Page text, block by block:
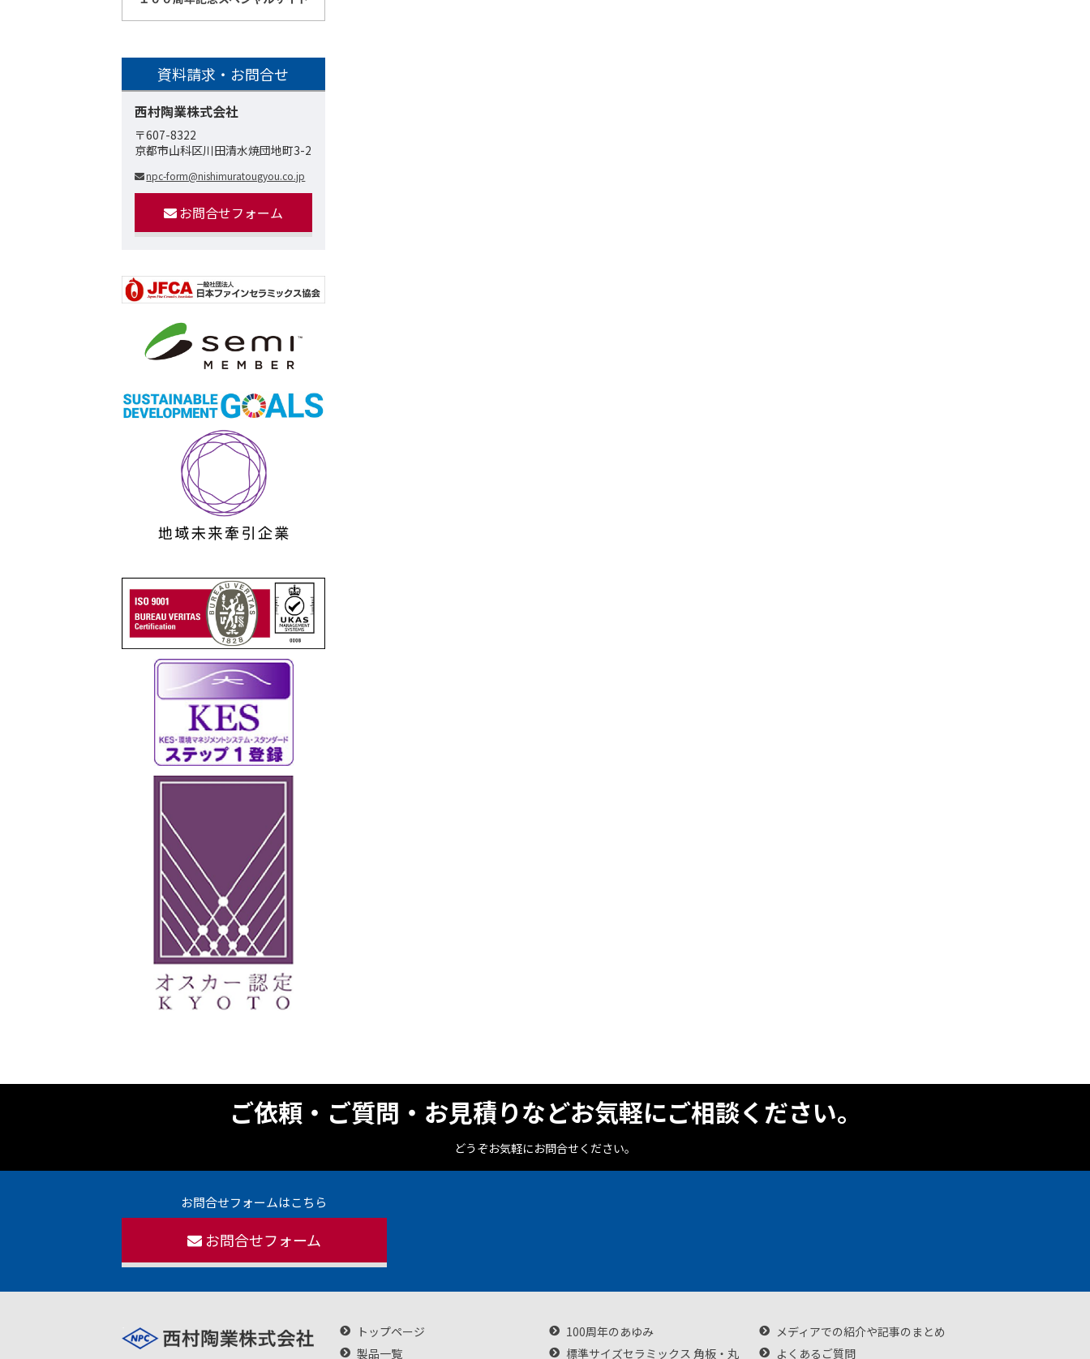
資料請求・お問合せ
西村陶業株式会社
〒607-8322
京都市山科区川田清水焼団地町3-2
npc-form@nishimuratougyou.co.jp
お問合せフォーム
ご依頼・ご質問・お見積りなどお気軽にご相談ください。
どうぞお気軽にお問合せください。
お問合せフォームはこちら
お問合せフォーム
トップページ
製品一覧
100周年のあゆみ
標準サイズセラミックス 角板・丸
メディアでの紹介や記事のまとめ
よくあるご質問